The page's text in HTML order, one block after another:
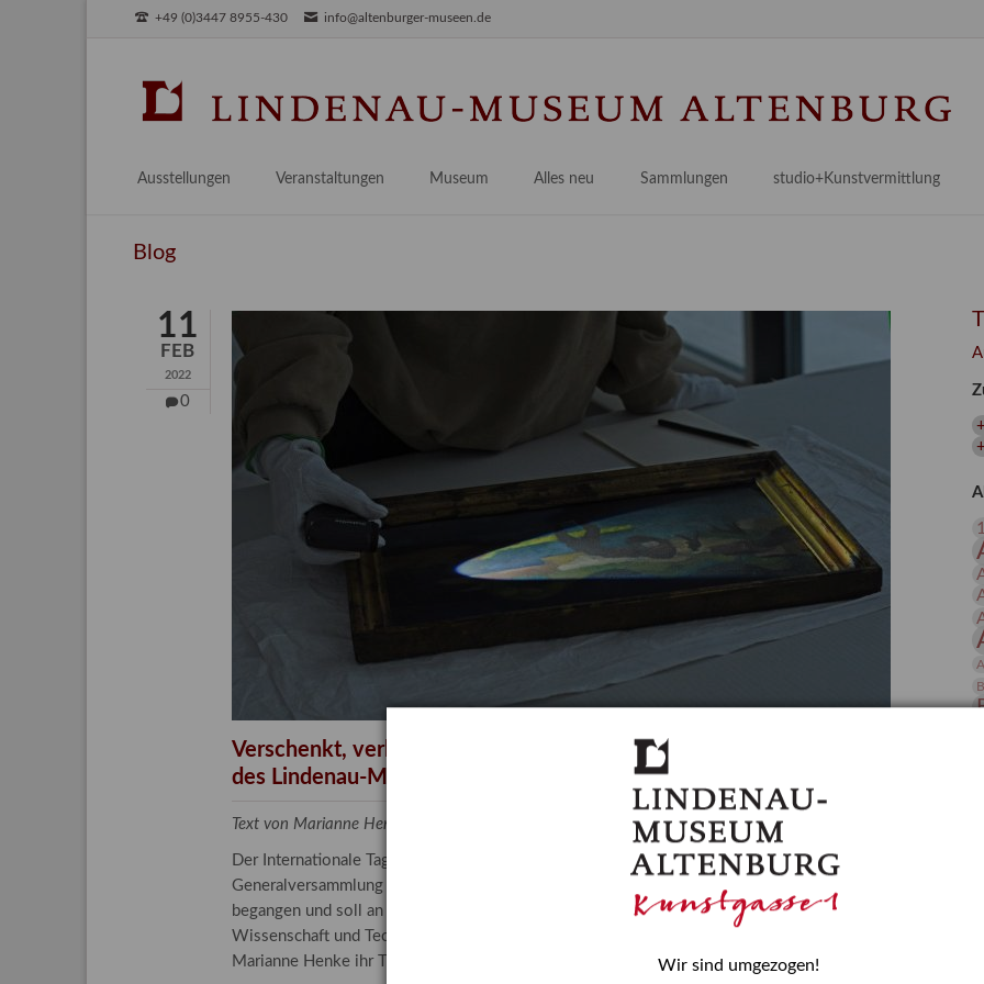
+49 (0)3447 8955-430 info@altenburger-museen.de
Ausstellungen
Aktuell
Veranstaltungen Museum
Praktikum / Praxisprojekt
Bestandskataloge & Editionen
Gesamtverzeichnis
Kalender
Alles neu
Provenienzforschung
Kulturelle Vermittlung
Länderübergreifende kulturtouristische Ziele
Sammlungen
Malerei 17.–19. Jh.
Deutsche Malerei 20./21. Jh.
Grafische Sammlung
Kunstbibliothek
Restaurierung
Forschung
studio+Kunstvermittlung
Angebote für Erwachsene
Angebote für Kitas
Blog
11
FEB
2022
0
Verschenkt, verkauft, vergessen? – Kunstdetektivinnen im Dienste
des Lindenau-Museums
Text von Marianne Henke, Provenienzforscherin am Lindenau-Museum Altenburg
Der Internationale Tag der Frauen und Mädchen in der Wissenschaft wurde 2015 in der
Generalversammlung der Vereinten Nationen beschlossen. Er wird jährlich am 11. Februar
begangen und soll an die entscheidende Rolle erinnern, die Mädchen und Frauen in
Wissenschaft und Technologie spielen. In ihrem Blogbeitrag stellt Provenienzforscherin
Marianne Henke ihr Tätigkeitsfeld vor.
Wir sind umgezogen!